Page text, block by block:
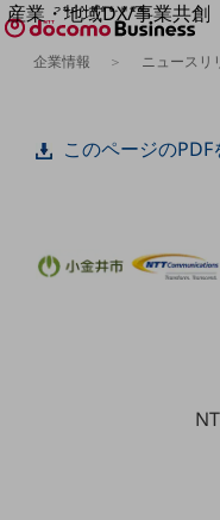
産業・地域DX/事業共創
OPEN HUB for Plural
イベント/ウェビナー
産業・地域DXプラットフォーマ
取り組みを検索
企業情報 ニュースリ
このページの